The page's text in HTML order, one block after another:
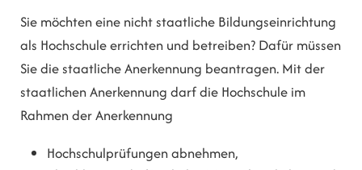
Sie möchten eine nicht staatliche Bildungseinrichtung
als Hochschule errichten und betreiben? Dafür müssen
Sie die staatliche Anerkennung beantragen. Mit der
staatlichen Anerkennung darf die Hochschule im
Rahmen der Anerkennung
Hochschulprüfungen abnehmen,